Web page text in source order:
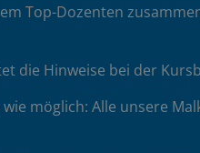
Top-Dozenten
die Hinweise bei der
möglich: Alle unsere